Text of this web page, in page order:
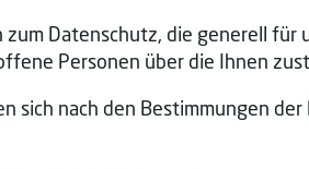
Datenschutz, die generell für
Personen über die Ihnen
nach den Bestimmungen